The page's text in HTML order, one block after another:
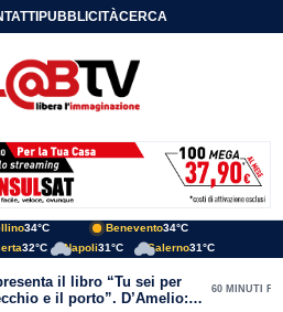
PUBBLICITÀCERCA
34°C Benevento34°C
32°C Napoli31°C Salerno31°C
il libro “Tu sei per
e il porto”. D’Amelio:
60 MINUTI FA